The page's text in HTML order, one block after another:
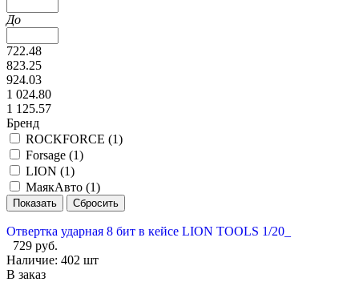
До
722.48
823.25
924.03
1 024.80
1 125.57
Бренд
ROCKFORCE (1)
Forsage (1)
LION (1)
МаякАвто (1)
Отвертка ударная 8 бит в кейсе LION TOOLS 1/20_
729 руб.
Наличие: 402 шт
В заказ